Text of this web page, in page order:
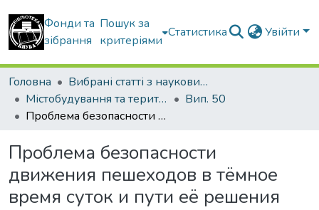
Фонди та
зібрання
Пошук за
критеріями
Статистика Увійти
Головна
Вибрані статті з наукових збірників КНУБА
Містобудування та територіальне планування
Вип. 50
Проблема безопасности движения пешеходов в тёмное время суток и пути её решения
Проблема безопасности
движения пешеходов в тёмное
время суток и пути её решения